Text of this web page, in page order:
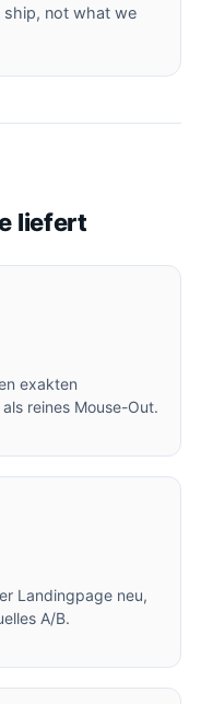
ship, not what we
liefert
exakten
reines Mouse-Out.
Landingpage neu,
A/B.